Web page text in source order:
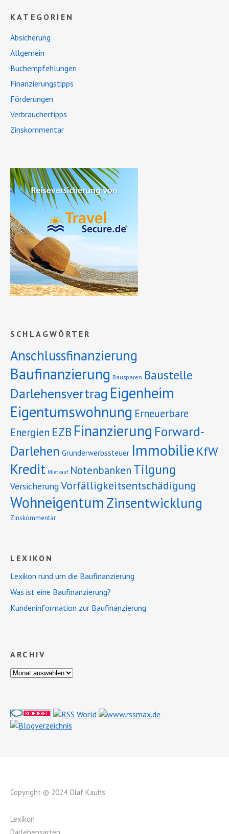
KATEGORIEN
Absicherung
Allgemein
Buchempfehlungen
Finanzierungstipps
Förderungen
Verbrauchertipps
Zinskommentar
SCHLAGWÖRTER
Anschlussfinanzierung
Baufinanzierung Bausparen Baustelle
Darlehensvertrag Eigenheim
Eigentumswohnung Erneuerbare
Energien EZB Finanzierung Forward-
Darlehen Grunderwerbssteuer Immobilie KfW
Kredit Mietkauf Notenbanken Tilgung
VersicherungVorfälligkeitsentschädigung
Wohneigentum Zinsentwicklung
Zinskommentar
LEXIKON
Lexikon rund um die Baufinanzierung
Was ist eine Baufinanzierung?
Kundeninformation zur Baufinanzierung
ARCHIV
Copyright © 2024 Olaf Kauhs
Lexikon